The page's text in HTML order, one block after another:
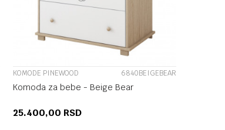
KOMODE PINEWOOD 6840BEIGEBEAR
Komoda za bebe - Beige Bear
25.400,00 RSD